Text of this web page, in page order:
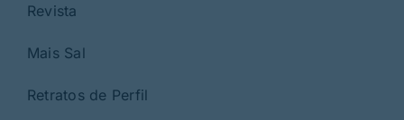
Revista
Mais Sal
Retratos de Perfil